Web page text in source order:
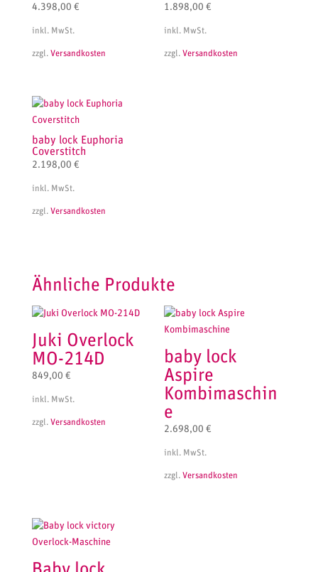
4.398,00 €
inkl. MwSt.
zzgl. Versandkosten
1.898,00€
inkl. MwSt.
zzgl.Versandkosten
baby lock Euphoria
Coverstitch
2.198,00 €
inkl. MwSt.
zzgl. Versandkosten
Ähnliche Produkte
Juki Overlock
MO-214D
849,00 €
inkl. MwSt.
zzgl. Versandkosten
baby lock
Aspire
Kombimaschin
e
2.698,00€
inkl. MwSt.
zzgl.Versandkosten